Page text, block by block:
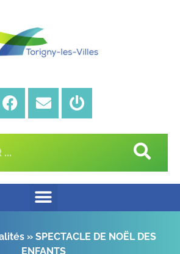
» SPECTACLE DE NOËL DES
ENFANTS